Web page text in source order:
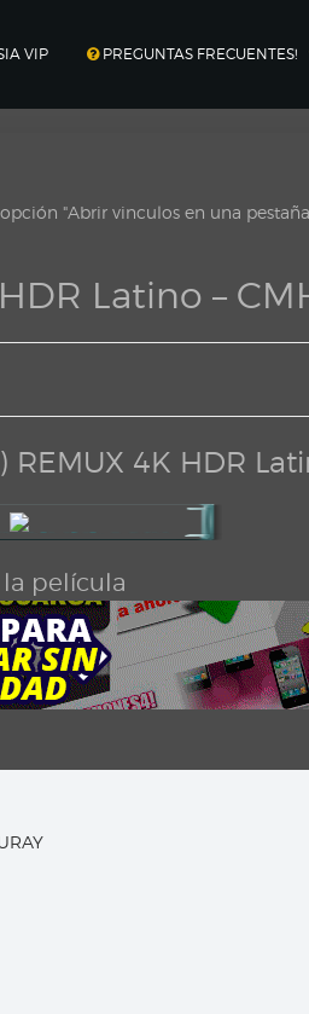
VIP PREGUNTAS FRECUENTES!
"Abrir vinculos en una
Latino –
4K HDR
película